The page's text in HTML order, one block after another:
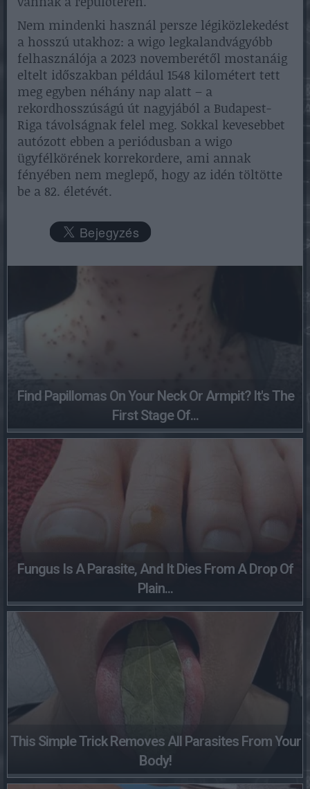
Nem mindenki használ persze légiközlekedést
a hosszú utakhoz: a wigo legkalandvágyóbb
felhasználója a 2023 novemberétől mostanáig
eltelt időszakban például 1548 kilométert tett
meg egyben néhány nap alatt – a
rekordhosszúságú út nagyjából a Budapest-
Riga távolságnak felel meg. Sokkal kevesebbet
autózott ebben a periódusban a wigo
ügyfélkörének korrekordere, ami annak
fényében nem meglepő, hogy az idén töltötte
be a 82. életévét.
Find Papillomas On Your Neck Or Armpit? It's The
First Stage Of...
Fungus Is A Parasite, And It Dies From A Drop Of
Plain...
This Simple Trick Removes All Parasites From Your
Body!